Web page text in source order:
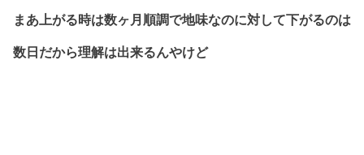
まあ上がる時は数ヶ月順調で地味なのに対して下がるのは
数日だから理解は出来るんやけど